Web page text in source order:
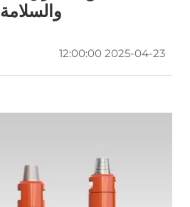
والسلامة
2025-04-23 12:00:00